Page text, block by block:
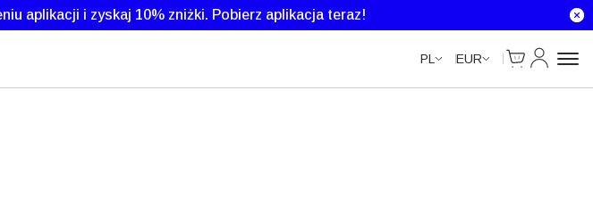
aplikacji i zyskaj 10% zniżki. Pobierz aplikacja teraz!
PL EUR
Cart
Moje